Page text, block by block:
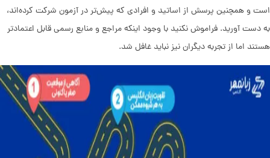
است و همچنین پرسش از اساتید و افرادی که پیش‌تر در آزمون شرکت کرده‌اند،
به دست آورید. فراموش نکنید با وجود اینکه مراجع و منابع رسمی قابل اعتمادتر
هستند اما از تجربه دیگران نیز نباید غافل شد.